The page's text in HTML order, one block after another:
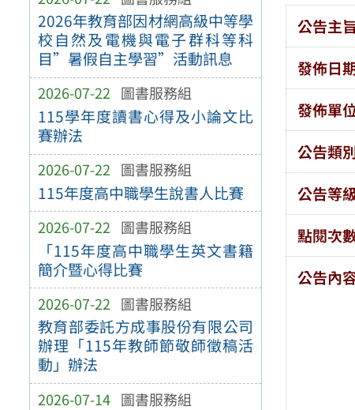
2026年教育部因材網高級中等學
校自然及電機與電子群科等科
目”暑假自主學習”活動訊息
2026-07-22 圖書服務組
115學年度讀書心得及小論文比
賽辦法
2026-07-22 圖書服務組
115年度高中職學生說書人比賽
2026-07-22 圖書服務組
「115年度高中職學生英文書籍
簡介暨心得比賽
2026-07-22 圖書服務組
教育部委託方成事股份有限公司
辦理「115年教師節敬師徵稿活
動」辦法
2026-07-14 圖書服務組
公告主旨
發佈日
發佈單
公告類
公告等
點閱次
公告內